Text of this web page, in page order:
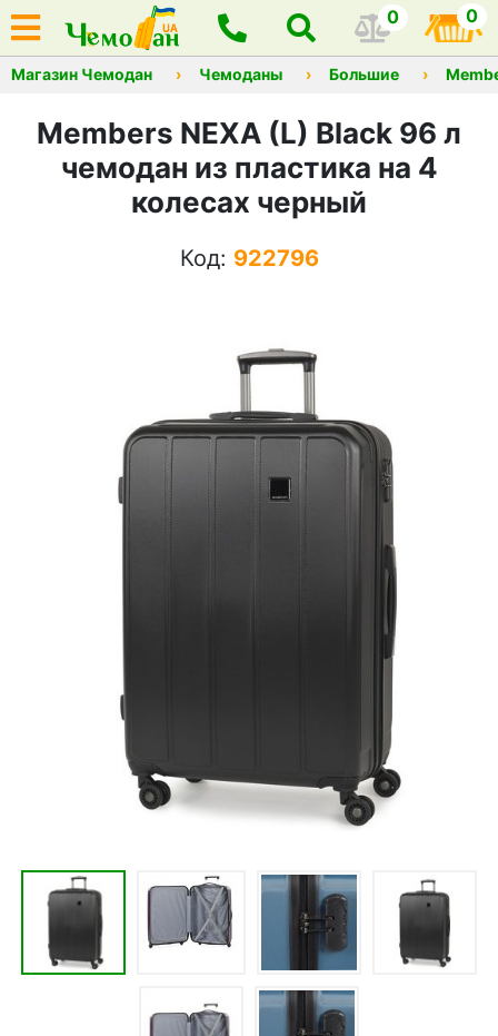
0 0
Магазин Чемодан Чемоданы Большие
Members NEXA (L) Black 96 л
чемодан из пластика на 4
колесах черный
Код: 922796